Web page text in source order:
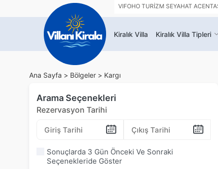
Kiralık Villa Kiralık Villa Tipleri
VIFOHO TURİZM SEYAHAT
Ana Sayfa > Bölgeler > Kargı
Arama Seçenekleri
Rezervasyon Tarihi
Sonuçlarda 3 Gün Önceki Ve Sonraki
Seçenekleride Göster